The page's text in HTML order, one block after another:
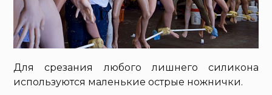
Для срезания любого лишнего силикона
используются маленькие острые ножнички.